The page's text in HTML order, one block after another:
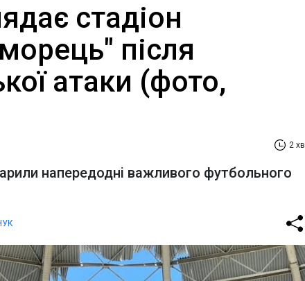
стадіон
після
атаки (фото,
2 хв
напередодні важливого футбольного